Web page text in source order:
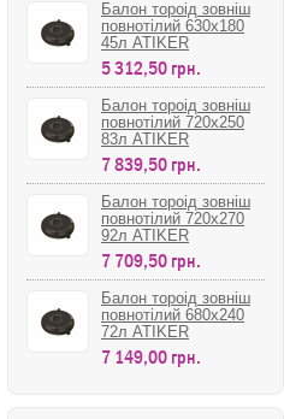
Балон тороід зовніш
повнотілий 630х180
45л ATIKER
5 312,50 грн.
Балон тороід зовніш
повнотілий 720х250
83л ATIKER
7 839,50 грн.
Балон тороід зовніш
повнотілий 720х270
92л ATIKER
7 709,50 грн.
Балон тороід зовніш
повнотілий 680х240
72л ATIKER
7 149,00 грн.